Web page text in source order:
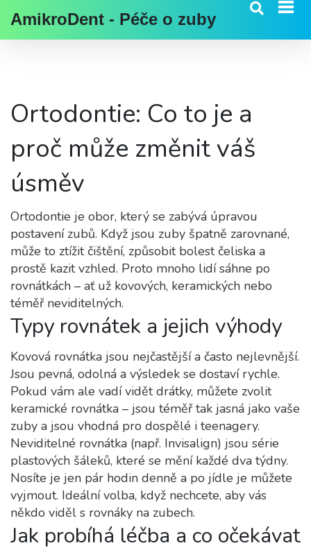
AmikroDent - Péče o zuby
Ortodontie: Co to je a
proč může změnit váš
úsměv
Ortodontie je obor, který se zabývá úpravou
postavení zubů. Když jsou zuby špatně zarovnané,
může to ztížit čištění, způsobit bolest čeliska a
prostě kazit vzhled. Proto mnoho lidí sáhne po
rovnátkách – ať už kovových, keramických nebo
téměř neviditelných.
Typy rovnátek a jejich výhody
Kovová rovnátka jsou nejčastější a často nejlevnější.
Jsou pevná, odolná a výsledek se dostaví rychle.
Pokud vám ale vadí vidět drátky, můžete zvolit
keramické rovnátka – jsou téměř tak jasná jako vaše
zuby a jsou vhodná pro dospělé i teenagery.
Neviditelné rovnátka (např. Invisalign) jsou série
plastových šáleků, které se mění každé dva týdny.
Nosíte je jen pár hodin denně a po jídle je můžete
vyjmout. Ideální volba, když nechcete, aby vás
někdo viděl s rovnáky na zubech.
Jak probíhá léčba a co očekávat